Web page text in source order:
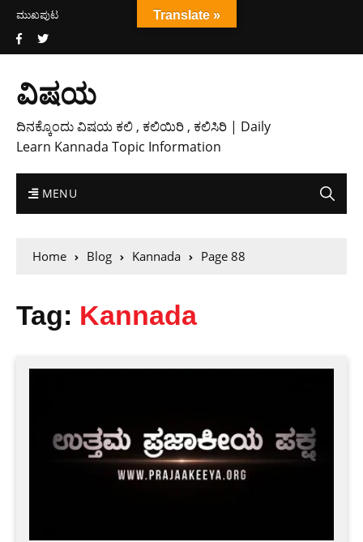
ಮುಖಪುಟ
ವಿಷಯ
ದಿನಕ್ಕೊಂದು ವಿಷಯ ಕಲಿ , ಕಲಿಯಿರಿ , ಕಲಿಸಿರಿ | Daily
Learn Kannada Topic Information
MENU
Home Blog Kannada Page 88
Tag: Kannada
Translate »